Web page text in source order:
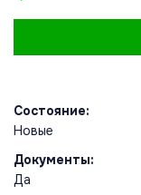
Состояние:
Новые
Документы:
Да